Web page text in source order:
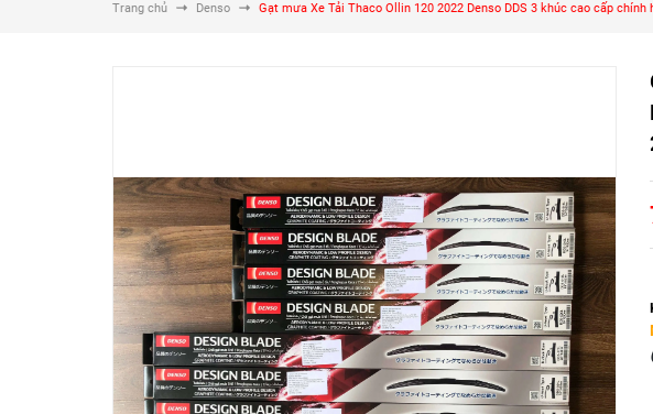
Trang chủ Denso Gạt mưa Xe Tải Thaco Ollin 120 2022 Denso DDS 3 khúc cao cấp chính